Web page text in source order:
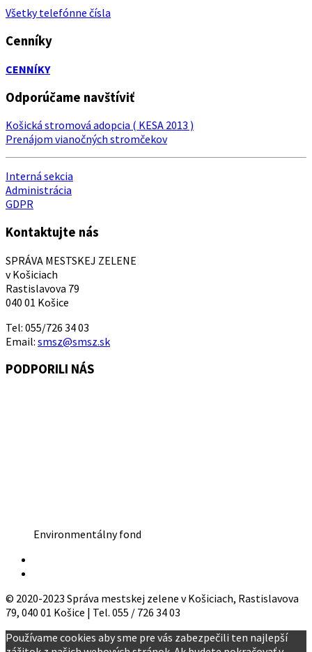
Všetky telefónne čísla
Cenníky
CENNÍKY
Odporúčame navštíviť
Košická stromová adopcia ( KESA 2013 )
Prenájom vianočných stromčekov
Interná sekcia
Administrácia
GDPR
Kontaktujte nás
SPRÁVA MESTSKEJ ZELENE
v Košiciach
Rastislavova 79
040 01 Košice
Tel: 055/726 34 03
Email: smsz@smsz.sk
PODPORILI NÁS
Environmentálny fond
© 2020-2023 Správa mestskej zelene v Košiciach, Rastislavova
79, 040 01 Košice | Tel. 055 / 726 34 03
Používame cookies aby sme pre vás zabezpečili ten najlepší